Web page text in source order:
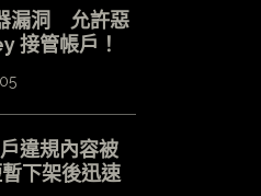
漏洞 允許惡
接管帳戶！
違規內容被
下架後迅速